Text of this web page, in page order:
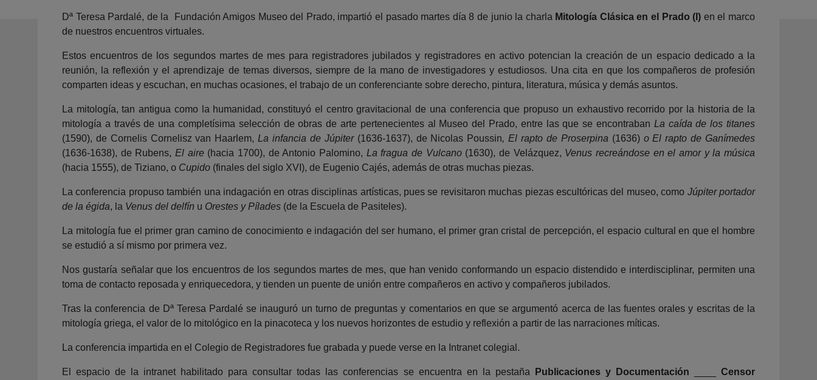
Dª Teresa Pardalé, de la Fundación Amigos Museo del Prado, impartió el pasado martes día 8 de junio la charla Mitología Clásica en el Prado (I) en el marco
de nuestros encuentros virtuales.
Estos encuentros de los segundos martes de mes para registradores jubilados y registradores en activo potencian la creación de un espacio dedicado a la
reunión, la reflexión y el aprendizaje de temas diversos, siempre de la mano de investigadores y estudiosos. Una cita en que los compañeros de profesión
comparten ideas y escuchan, en muchas ocasiones, el trabajo de un conferenciante sobre derecho, pintura, literatura, música y demás asuntos.
La mitología, tan antigua como la humanidad, constituyó el centro gravitacional de una conferencia que propuso un exhaustivo recorrido por la historia de la
mitología a través de una completísima selección de obras de arte pertenecientes al Museo del Prado, entre las que se encontraban La caída de los titanes
(1590), de Cornelis Cornelisz van Haarlem,La infancia de Júpiter(1636-1637), de Nicolas Poussin, El rapto de Proserpina (1636) o El rapto de Ganímedes
(1636-1638), de Rubens, El aire(hacia 1700), de Antonio Palomino, La fragua de Vulcano(1630), de Velázquez, Venus recreándose en el amor y la música
(hacia 1555), de Tiziano, o Cupido (finales del siglo XVI), de Eugenio Cajés, además de otras muchas piezas.
La conferencia propuso también una indagación en otras disciplinas artísticas, pues se revisitaron muchas piezas escultóricas del museo, como Júpiter portador
de la égida, la Venus del delfín u Orestes y Pílades (de la Escuela de Pasiteles).
La mitología fue el primer gran camino de conocimiento e indagación del ser humano, el primer gran cristal de percepción, el espacio cultural en que el hombre
se estudió a sí mismo por primera vez.
Nos gustaría señalar que los encuentros de los segundos martes de mes, que han venido conformando un espacio distendido e interdisciplinar, permiten una
toma de contacto reposada y enriquecedora, y tienden un puente de unión entre compañeros en activo y compañeros jubilados.
Tras la conferencia de Dª Teresa Pardalé se inauguró un turno de preguntas y comentarios en que se argumentó acerca de las fuentes orales y escritas de la
mitología griega, el valor de lo mitológico en la pinacoteca y los nuevos horizontes de estudio y reflexión a partir de las narraciones míticas.
La conferencia impartida en el Colegio de Registradores fue grabada y puede verse en la Intranet colegial.
El espacio de la intranet habilitado para consultar todas las conferencias se encuentra en la pestaña Publicaciones y Documentación ____Censor